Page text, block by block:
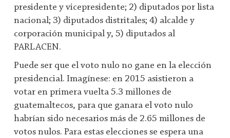
presidente y vicepresidente; 2) diputados por lista
nacional; 3) diputados distritales; 4) alcalde y
corporación municipal y, 5) diputados al
PARLACEN.
Puede ser que el voto nulo no gane en la elección
presidencial. Imagínese: en 2015 asistieron a
votar en primera vuelta 5.3 millones de
guatemaltecos, para que ganara el voto nulo
habrían sido necesarios más de 2.65 millones de
votos nulos. Para estas elecciones se espera una